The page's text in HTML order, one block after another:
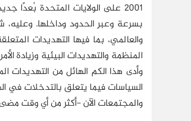
2001 على الولايات المتحدة
بسرعة وعبر الحدود وداخلها.
والعالمي، بما فيها التهديدات
المنظمة والتهديدات البيئية وزيادة
وأدى هذا الكم الهائل من التهديدات
السياسات فيما يتعلق بالتدخلات في
والمجتمعات الآن -أكثر من أي وقت